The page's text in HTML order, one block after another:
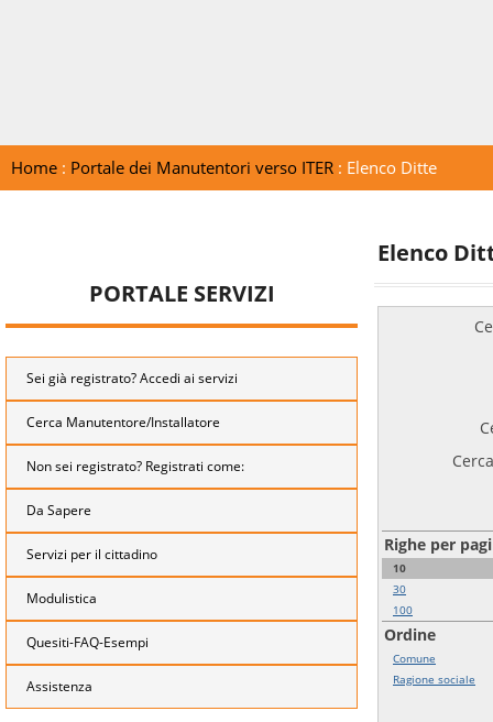
Home: Portale dei Manutentori verso ITER: Elenco Ditte
PORTALE SERVIZI
Sei già registrato? Accedi ai servizi
Cerca Manutentore/Installatore
Non sei registrato? Registrati come:
Da Sapere
Servizi per il cittadino
Modulistica
Quesiti-FAQ-Esempi
Assistenza
Elenco
Righe per
10
30
100
Ordine
Comune
Ragione sociale